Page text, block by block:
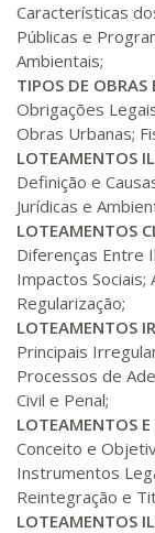
400 H dias
420 H 53dias
440 H 55dias
Características
Públicas e
Ambientais;
TIPOS DE
Obrigações
Obras Urbanas;
LOTEAMENTOS
Definição e
Jurídicas e
LOTEAMENTOS
Diferenças Entre
Impactos Sociais;
Regularização;
LOTEAMENTOS
Principais
Processos de
Civil e Penal;
LOTEAMENTOS
Conceito e
Instrumentos
Reintegração e
LOTEAMENTOS